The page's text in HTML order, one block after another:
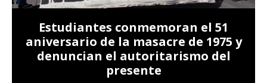
Estudiantes conmemoran el 51
aniversario de la masacre de 1975 y
denuncian el autoritarismo del
presente